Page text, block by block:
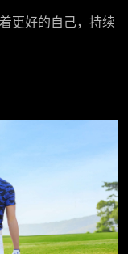
更好的自己，持续